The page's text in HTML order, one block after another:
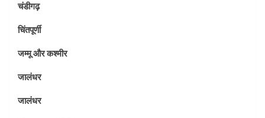
चंडीगढ़
चिंतपूर्णी
जम्मू और कश्मीर
जालंधर
जालंधर